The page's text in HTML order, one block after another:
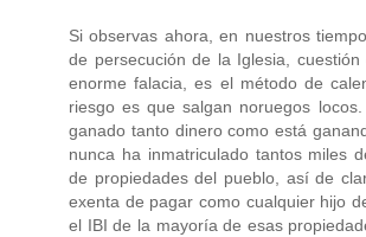
Si observas ahora, en nuestros
de persecución de la Iglesia,
enorme falacia, es el método de
riesgo es que salgan noruegos
ganado tanto dinero como está
nunca ha inmatriculado tantos miles
de propiedades del pueblo, así de
exenta de pagar como cualquier hijo
el IBI de la mayoría de esas